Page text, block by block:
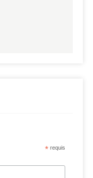
* requis